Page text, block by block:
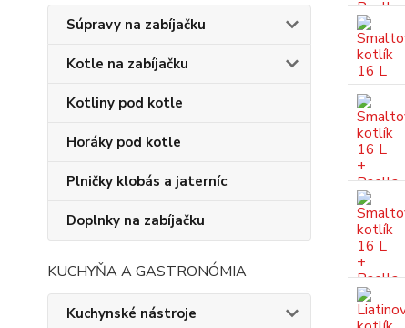
Súpravy na zabíjačku
Kotle na zabíjačku
Kotliny pod kotle
Horáky pod kotle
Plničky klobás a jaterníc
Doplnky na zabíjačku
KUCHYŇA A GASTRONÓMIA
Kuchynské nástroje